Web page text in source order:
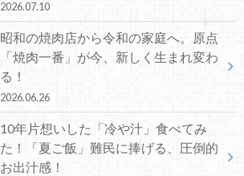
2026.07.10
昭和の焼肉店から令和の家庭へ。原点
「焼肉一番」が今、新しく生まれ変わ
る！
2026.06.26
10年片想いした「冷や汁」食べてみ
た！「夏ご飯」難民に捧げる、圧倒的
お出汁感！